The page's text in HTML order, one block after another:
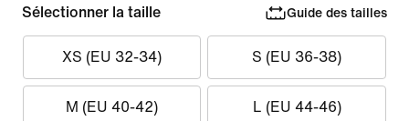
Sélectionner la taille Guide des tailles
XS (EU 32-34) S (EU 36-38)
M (EU 40-42) L (EU 44-46)